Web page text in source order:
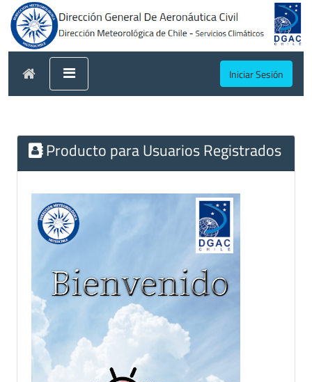
Iniciar Sesión
Producto para Usuarios Registrados